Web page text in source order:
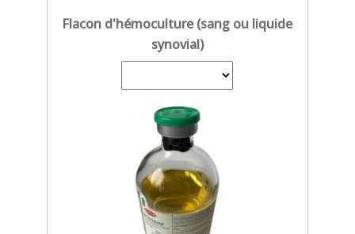
Flacon d'hémoculture (sang ou liquide
synovial)